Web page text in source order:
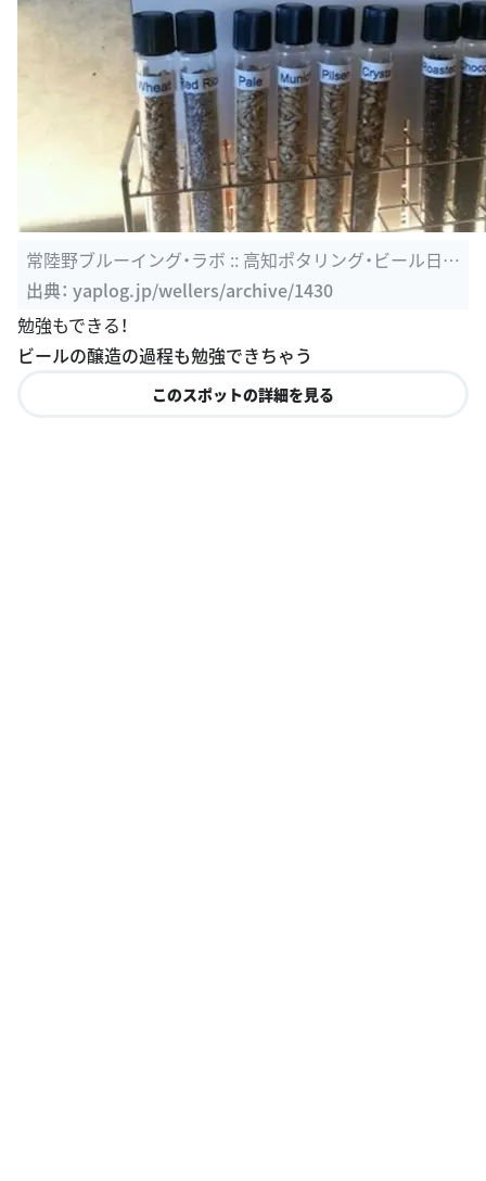
常陸野ブルーイング・ラボ :: 高知ポタリング・ビール日記
｜yaplog ...
出典： yaplog.jp/wellers/archive/1430
勉強もできる！
ビールの醸造の過程も勉強できちゃう
このスポットの詳細を見る